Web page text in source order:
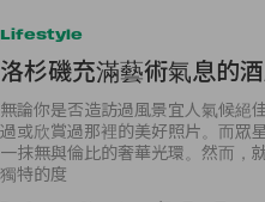
Lifestyle
洛杉磯充滿藝術氣息的
無論你是否造訪過風景宜人氣候絕
過或欣賞過那裡的美好照片。而眾
一抹無與倫比的奢華光環。然而，
獨特的度